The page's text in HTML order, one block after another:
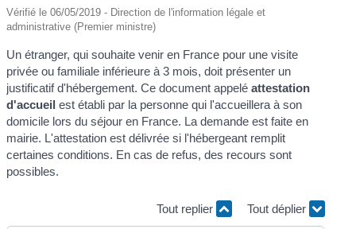
Vérifié le 06/05/2019 - Direction de l'information légale et
administrative (Premier ministre)
Un étranger, qui souhaite venir en France pour une visite
privée ou familiale inférieure à 3 mois, doit présenter un
justificatif d'hébergement. Ce document appeléattestation
d'accueil est établi par la personne qui l'accueillera à son
domicile lors du séjour en France. La demande est faite en
mairie. L'attestation est délivrée si l'hébergeant remplit
certaines conditions. En cas de refus, des recours sont
possibles.
Tout replier Tout déplier